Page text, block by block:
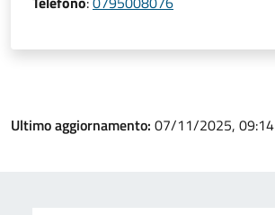
Ultimo aggiornamento: 07/11/2025, 09:14